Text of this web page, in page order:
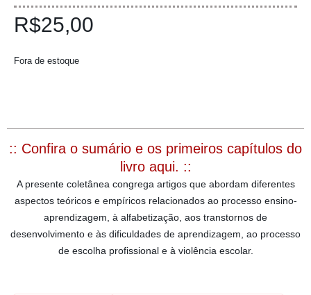
R$25,00
Fora de estoque
:: Confira o sumário e os primeiros capítulos do
livro aqui. ::
A presente coletânea congrega artigos que abordam diferentes
aspectos teóricos e empíricos relacionados ao processo ensino-
aprendizagem, à alfabetização, aos transtornos de
desenvolvimento e às dificuldades de aprendizagem, ao processo
de escolha profissional e à violência escolar.